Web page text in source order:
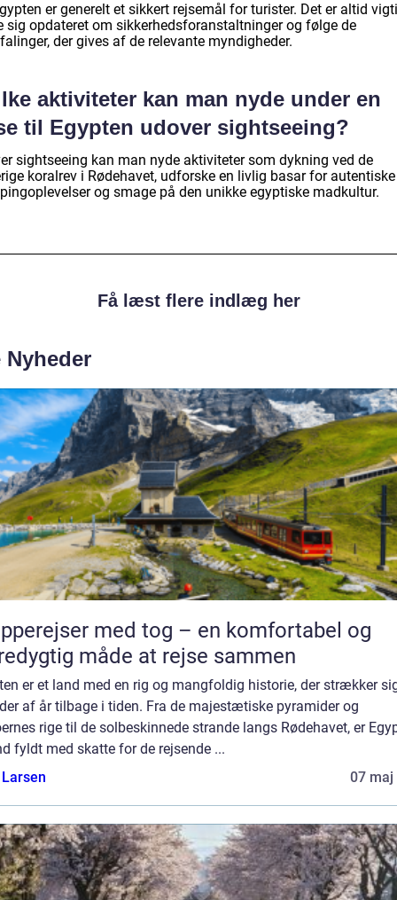
er generelt et sikkert rejsemål for turister. Det er altid
sig opdateret om sikkerhedsforanstaltninger og følge de
der gives af de relevante myndigheder.
aktiviteter kan man nyde under en
til Egypten udover sightseeing?
sightseeing kan man nyde aktiviteter som dykning ved de
koralrev i Rødehavet, udforske en livlig basar for autentiske
og smage på den unikke egyptiske madkultur.
Få læst flere indlæg her
Nyheder
med tog – en komfortabel og
måde at rejse sammen
er et land med en rig og mangfoldig historie, der strækker
af år tilbage i tiden. Fra de majestætiske pyramider og
rige til de solbeskinnede strande langs Rødehavet, er
fyldt med skatte for de rejsende ...
07 maj